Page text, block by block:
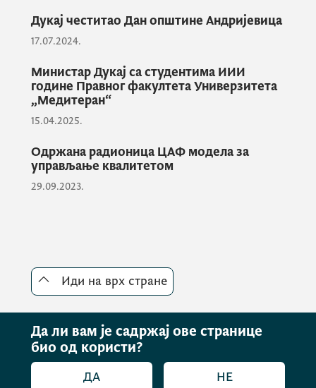
услуге грађанима и привреди, али
и јавној управи која посједује
адекватне капацитете за
увођењење и побољшање
стандарда јавне управе ка свом
путу у Европској унији, истакао је
Дукај.
Дукај честитао Дан општине Андријевица
17.07.2024.
Министар Дукај са студентима ИИИ
године Правног факултета Универзитета
„Медитеран“
15.04.2025.
Одржана радионица ЦАФ модела за
управљање квалитетом
29.09.2023.
Иди на врх стране
Да ли вам је садржај ове странице
био од користи?
ДА НЕ